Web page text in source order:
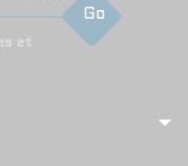
Go
et